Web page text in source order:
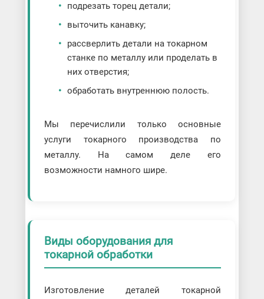
подрезать торец детали;
выточить канавку;
рассверлить детали на токарном
станке по металлу или проделать в
них отверстия;
обработать внутреннюю полость.
Мы перечислили только основные
услуги токарного производства по
металлу. На самом деле его
возможности намного шире.
Виды оборудования для
токарной обработки
Изготовление деталей токарной